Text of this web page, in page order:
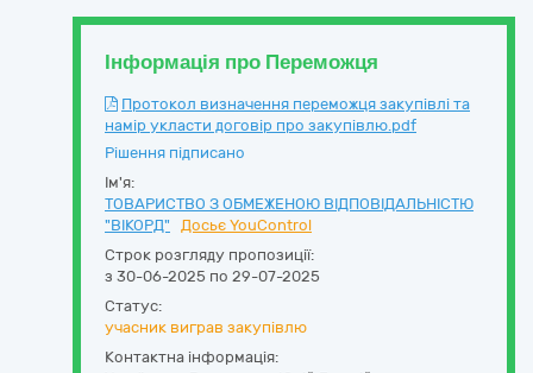
Інформація про Переможця
Протокол визначення переможця закупівлі та
намір укласти договір про закупівлю.pdf
Рішення підписано
Ім'я:
ТОВАРИСТВО З ОБМЕЖЕНОЮ ВІДПОВІДАЛЬНІСТЮ
"ВІКОРД"
Досьє YouControl
Строк розгляду пропозиції:
з 30-06-2025 по 29-07-2025
Статус:
учасник виграв закупівлю
Контактна інформація: